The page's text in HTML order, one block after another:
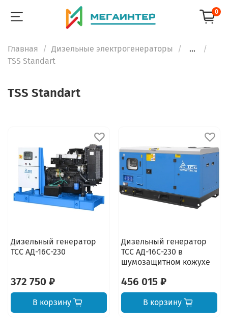
0
Главная Дизельные электрогенераторы
...
TSS Standart
TSS Standart
Дизельный генератор
ТСС АД-16С-230
372 750 ₽
В корзину
Дизельный генератор
ТСС АД-16С-230 в
шумозащитном кожухе
456 015 ₽
В корзину